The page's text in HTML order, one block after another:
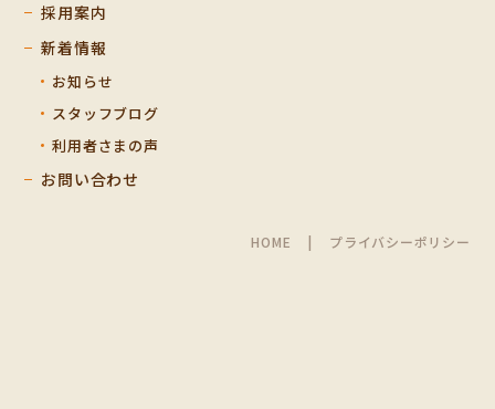
採用案内
新着情報
お知らせ
スタッフブログ
利用者さまの声
お問い合わせ
HOME プライバシーポリシー